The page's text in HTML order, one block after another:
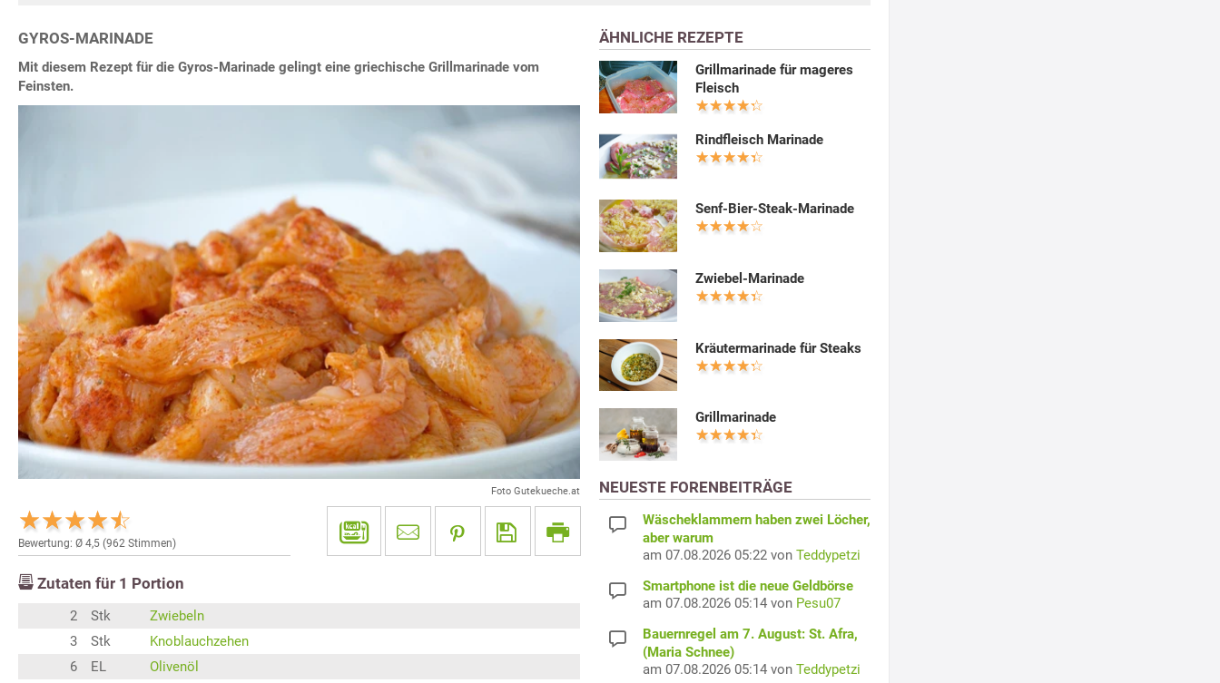
GYROS-MARINADE
Mit diesem Rezept für die Gyros-Marinade gelingt eine griechische Grillmarinade vom
Feinsten.
Foto Gutekueche.at
Bewertung: Ø 4,5 (962 Stimmen)
Zutaten für 1 Portion
2 Stk
Zwiebeln
3
Stk
Knoblauchzehen
6
EL
Olivenöl
ÄHNLICHE REZEPTE
Grillmarinade für mageres
Fleisch
Rindfleisch Marinade
Senf-Bier-Steak-Marinade
Zwiebel-Marinade
Kräutermarinade für Steaks
Grillmarinade
NEUESTE FORENBEITRÄGE
Wäscheklammern haben zwei Löcher,
aber warum
am 07.08.2026 05:22 von Teddypetzi
Smartphone ist die neue Geldbörse
am 07.08.2026 05:14 von Pesu07
Bauernregel am 7. August: St. Afra,
(Maria Schnee)
am 07.08.2026 05:14 von Teddypetzi